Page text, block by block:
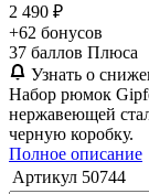
2 490 ₽
+62 бонусов
37 баллов Плюса
Узнать о
Набор рюмок
нержавеющей
черную коробку.
Полное описание
Артикул 50744